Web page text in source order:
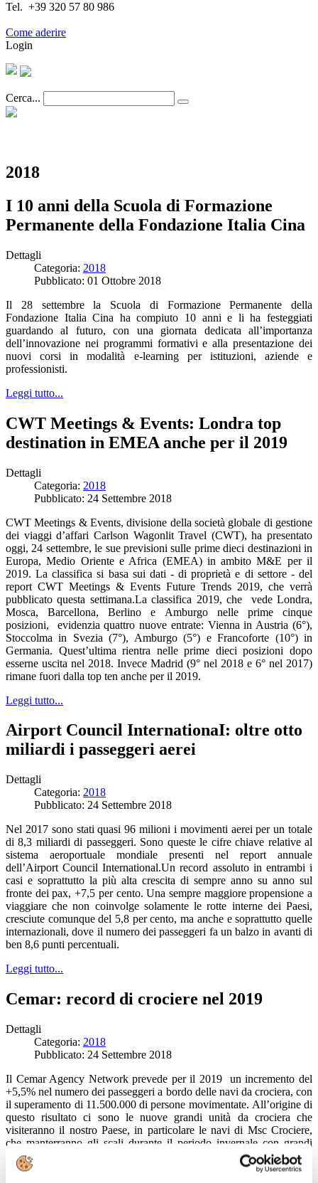
Tel. +39 320 57 80 986
Come aderire
Login
Cerca...
2018
I 10 anni della Scuola di Formazione
Permanente della Fondazione Italia Cina
Dettagli
Categoria: 2018
Pubblicato: 01 Ottobre 2018
Il 28 settembre la Scuola di Formazione Permanente della
Fondazione Italia Cina ha compiuto 10 anni e li ha festeggiati
guardando al futuro, con una giornata dedicata all’importanza
dell’innovazione nei programmi formativi e alla presentazione dei
nuovi corsi in modalità e-learning per istituzioni, aziende e
professionisti.
Leggi tutto...
CWT Meetings & Events: Londra top
destination in EMEA anche per il 2019
Dettagli
Categoria: 2018
Pubblicato: 24 Settembre 2018
CWT Meetings & Events, divisione della società globale di gestione
dei viaggi d’affari Carlson Wagonlit Travel (CWT), ha presentato
oggi, 24 settembre, le sue previsioni sulle prime dieci destinazioni in
Europa, Medio Oriente e Africa (EMEA) in ambito M&E per il
2019. La classifica si basa sui dati - di proprietà e di settore - del
report CWT Meetings & Events Future Trends 2019, che verrà
pubblicato questa settimana.La classifica 2019, che vede Londra,
Mosca, Barcellona, Berlino e Amburgo nelle prime cinque
posizioni, evidenzia quattro nuove entrate: Vienna in Austria (6°),
Stoccolma in Svezia (7°), Amburgo (5°) e Francoforte (10°) in
Germania. Quest’ultima rientra nelle prime dieci posizioni dopo
esserne uscita nel 2018. Invece Madrid (9° nel 2018 e 6° nel 2017)
rimane fuori dalla top ten anche per il 2019.
Leggi tutto...
Airport Council InternationaI: oltre otto
miliardi i passeggeri aerei
Dettagli
Categoria: 2018
Pubblicato: 24 Settembre 2018
Nel 2017 sono stati quasi 96 milioni i movimenti aerei per un totale
di 8,3 miliardi di passeggeri. Sono queste le cifre chiave relative al
sistema aeroportuale mondiale presenti nel report annuale
dell’Airport Council International.Un record assoluto in entrambi i
casi e soprattutto la più alta crescita di sempre anno su anno sul
fronte dei pax, +7,5 per cento. Una sempre maggiore propensione a
viaggiare che non coinvolge solamente le rotte interne dei Paesi,
cresciute comunque del 5,8 per cento, ma anche e soprattutto quelle
internazionali, dove il numero dei passeggeri fa un balzo in avanti di
ben 8,6 punti percentuali.
Leggi tutto...
Cemar: record di crociere nel 2019
Dettagli
Categoria: 2018
Pubblicato: 24 Settembre 2018
Il Cemar Agency Network prevede per il 2019 un incremento del
+5,5% nel numero dei passeggeri a bordo delle navi da crociera, con
il superamento di 11.500.000 di persone movimentate. All’origine di
questo risultato ci sono le nuove grandi unità da crociera che
visiteranno il nostro Paese, in particolare le navi di Msc Crociere,
che manterranno gli scali durante il periodo invernale con grandi
risultati in termini di movimentazione passeggeri.